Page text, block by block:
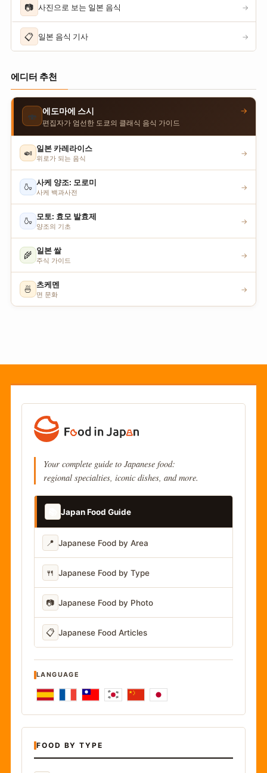
📷 사진으로 보는 일본 음식 →
📋 일본 음식 기사 →
에디터 추천
🍣 에도마에 스시
편집자가 엄선한 도쿄의 클래식 음식 가이드
→
🍛 일본 카레라이스
위로가 되는 음식
→
🍶 사케 양조: 모로미
사케 백과사전
→
🍶 모토: 효모 발효제
양조의 기초
→
🌾 일본 쌀
주식 가이드
→
🍜 츠케멘
면 문화
→
Your complete guide to Japanese food:
regional specialties, iconic dishes, and more.
Japan Food Guide
📍 Japanese Food by Area
🍴 Japanese Food by Type
📷 Japanese Food by Photo
📋 Japanese Food Articles
LANGUAGE
FOOD BY TYPE